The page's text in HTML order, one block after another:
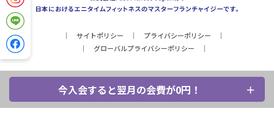
今入会すると翌月の会費が0円！
サイトポリシー
プライバシーポリシー
グローバルプライバシーポリシー
Copyright © Fast Fitness Japan, Inc. All Rights Reserved.